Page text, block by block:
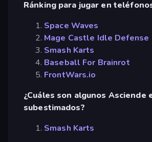
Ránking para jugar en
Space Waves
Mage Castle Idle Defense
Smash Karts
Baseball For Brainrot
FrontWars.io
¿Cuáles son algunos Asciende
subestimados?
Smash Karts